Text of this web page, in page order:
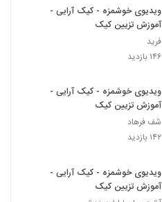
ویدیوی خوشمزه - کیک آرایی -
آموزش تزیین کیک
فرید
۱۴۶ بازدید
ویدیوی خوشمزه - کیک آرایی -
آموزش تزیین کیک
شف فرهاد
۱۴۲ بازدید
ویدیوی خوشمزه - کیک آرایی -
آموزش تزیین کیک